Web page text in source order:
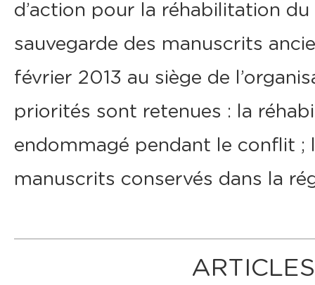
d’action pour la réhabilitation
sauvegarde des manuscrits
février 2013 au siège de
priorités sont retenues : la
endommagé pendant le conflit ;
manuscrits conservés dans la